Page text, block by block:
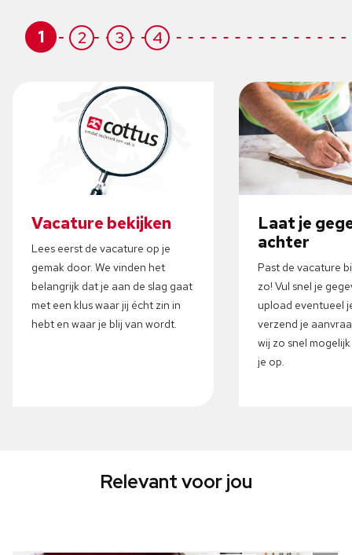
Vacature bekijken
Lees eerst de vacature op je
gemak door. We vinden het
belangrijk dat je aan de slag gaat
met een klus waar jij écht zin in
hebt en waar je blij van wordt.
Laat je
achter
Past de vacature
zo! Vul snel je
upload eventueel
verzend je
wij zo snel
je op.
1 2 3 4
Relevant voor jou